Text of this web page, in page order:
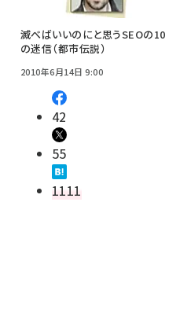
滅べばいいのにと思うSEOの10
の迷信（都市伝説）
2010年6月14日 9:00
42
55
1111